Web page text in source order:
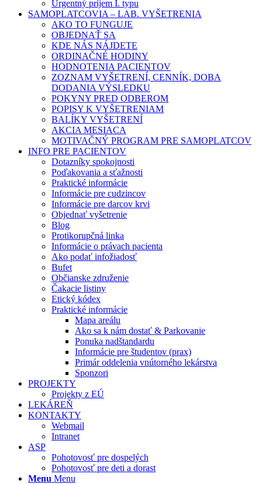
Urgentný príjem I. typu
SAMOPLATCOVIA – LAB. VYŠETRENIA
AKO TO FUNGUJE
OBJEDNAŤ SA
KDE NÁS NÁJDETE
ORDINAČNÉ HODINY
HODNOTENIA PACIENTOV
ZOZNAM VYŠETRENÍ, CENNÍK, DOBA
DODANIA VÝSLEDKU
POKYNY PRED ODBEROM
POPISY K VYŠETRENIAM
BALÍKY VYŠETRENÍ
AKCIA MESIACA
MOTIVAČNÝ PROGRAM PRE SAMOPLATCOV
INFO PRE PACIENTOV
Dotazníky spokojnosti
Poďakovania a sťažnosti
Praktické informácie
Informácie pre cudzincov
Informácie pre darcov krvi
Objednať vyšetrenie
Blog
Protikorupčná linka
Informácie o právach pacienta
Ako podať infožiadosť
Bufet
Občianske združenie
Čakacie listiny
Etický kódex
Praktické informácie
Mapa areálu
Ako sa k nám dostať & Parkovanie
Ponuka nadštandardu
Informácie pre študentov (prax)
Primár oddelenia vnútorného lekárstva
Sponzori
PROJEKTY
Projekty z EÚ
LEKÁREŇ
KONTAKTY
Webmail
Intranet
ASP
Pohotovosť pre dospelých
Pohotovosť pre deti a dorast
Menu Menu